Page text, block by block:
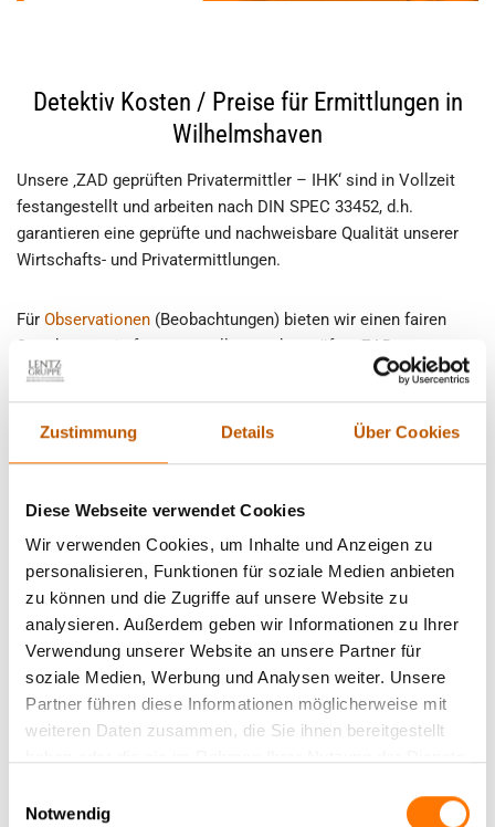
Zustimmung Details Über Cookies
Diese Webseite verwendet Cookies
Wir verwenden Cookies, um Inhalte und Anzeigen zu
personalisieren, Funktionen für soziale Medien anbieten
zu können und die Zugriffe auf unsere Website zu
analysieren. Außerdem geben wir Informationen zu Ihrer
Verwendung unserer Website an unsere Partner für
soziale Medien, Werbung und Analysen weiter. Unsere
Partner führen diese Informationen möglicherweise mit
weiteren Daten zusammen, die Sie ihnen bereitgestellt
Notwendig
Detektiv Kosten / Preise für Ermittlungen in
Wilhelmshaven
Unsere ‚ZAD geprüften Privatermittler – IHK‘ sind in Vollzeit
festangestellt und arbeiten nach DIN SPEC 33452, d.h.
garantieren eine geprüfte und nachweisbare Qualität unserer
Wirtschafts- und Privatermittlungen.
Für Observationen (Beobachtungen) bieten wir einen fairen
Stundensatz, je festangestellten und geprüften ZAD
Privatermittler, schon bereits ab 17,50 € netto | 20,38 € brutto
je Arbeitswert (15 min.) netto an. Unsere Detektive in
Wilhelmshaven sind:
keine Berufseinsteiger ohne Ausbildung
keine Ex-Polizeibeamte
keine Aushilfen
keine ungelernten Detektive ohne anerkannte,
qualifizierende Ausbildung
keine Detektive mit zweifelhaftem Leumund, privater
Überschuldung, oder Vorstrafen
Alles weitere zu denKosten unserer Detektei finden Sie hier
Wichtig dabei ist, dass sich nicht jeder Schritt im voraus
unbedingt beachten, dass es bei jeder verdeckten Observation